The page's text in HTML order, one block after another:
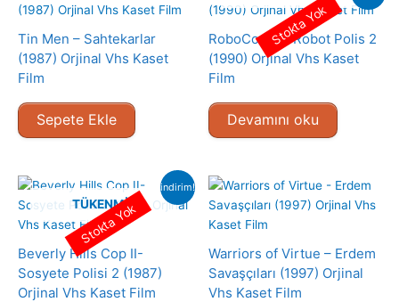
Tin Men – Sahtekarlar
(1987) Orjinal Vhs Kaset
Film
Sepete Ekle
RoboCop 2 – Robot Polis 2
(1990) Orjinal Vhs Kaset
Film
Devamını oku
Stokta Yok
indirim!
TÜKENMIŞ
Beverly Hills Cop II-
Sosyete Polisi 2 (1987)
Orjinal Vhs Kaset Film
Stokta Yok
Warriors of Virtue – Erdem
Savaşçıları (1997) Orjinal
Vhs Kaset Film